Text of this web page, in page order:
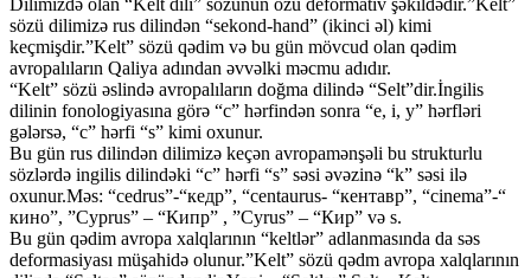
Dilimizdə olan “Kelt dili” sözünün özü deformativ şəkildədir.”Kelt”
sözü dilimizə rus dilindən “sekond-hand” (ikinci əl) kimi
keçmişdir.”Kelt” sözü qədim və bu gün mövcud olan qədim
avropalıların Qaliya adından əvvəlki məcmu adıdır.
“Kelt” sözü əslində avropalıların doğma dilində “Selt”dir.İngilis
dilinin fonologiyasına görə “c” hərfindən sonra “e, i, y” hərfləri
gələrsə, “c” hərfi “s” kimi oxunur.
Bu gün rus dilindən dilimizə keçən avropamənşəli bu strukturlu
sözlərdə ingilis dilindəki “c” hərfi “s” səsi əvəzinə “k” səsi ilə
oxunur.Məs: “cedrus”-“кедр”, “centaurus- “кентавр”, “cinema”-“
кино”, ”Cyprus” – “Кипр” , ”Cyrus” – “Кир” və s.
Bu gün qədim avropa xalqlarının “keltlər” adlanmasında da səs
deformasiyası müşahidə olunur.”Kelt” sözü qədm avropa xalqlarının